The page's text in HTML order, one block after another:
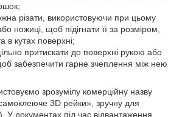
різати, використовуючи при цьому
ножиці, щоб підігнати її за розміром,
в кутах поверхні;
притискати до поверхні рукою або
забезпечити гарне зчеплення між нею
зрозумілу комерційну назву
3D рейки», зручну для
У документах під час відвантаження